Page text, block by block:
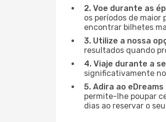
2. Voe durante as
os períodos de maior
encontrar bilhetes
3. Utilize a nossa
resultados quando
4. Viaje durante a
significativamente
5. Adira ao eDreams
permite-lhe poupar
dias ao reservar o